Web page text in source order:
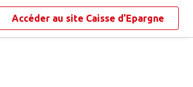
Accéder au site Caisse d’Epargne